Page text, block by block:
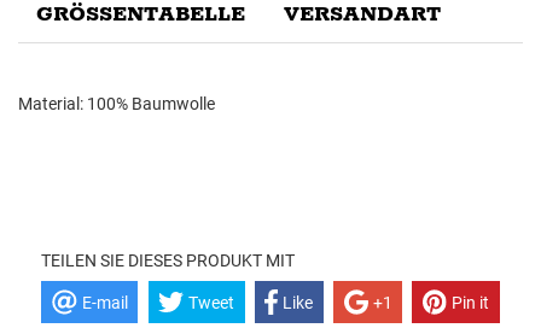
GRÖSSENTABELLE VERSANDART
Material: 100% Baumwolle
TEILEN SIE DIESES PRODUKT MIT
E-mail Tweet Like +1 Pin it